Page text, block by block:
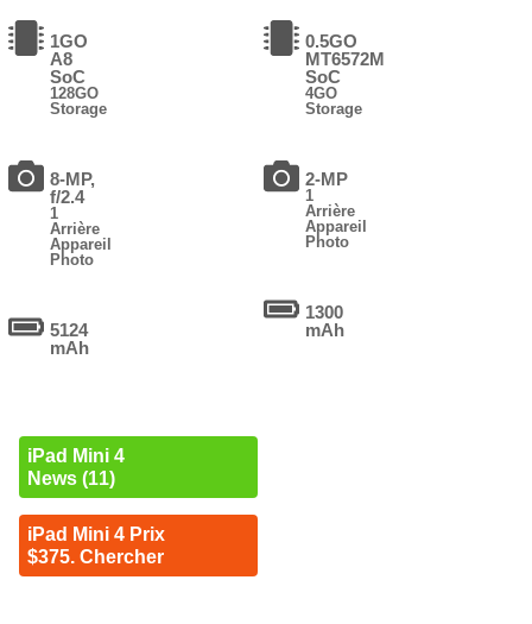
1GO
A8
SoC
128GO
Storage
8-MP,
f/2.4
1
Arrière
Appareil
Photo
5124
mAh
iPad Mini 4
News (11)
iPad Mini 4 Prix
$375. Chercher
0.5GO
MT6572M
SoC
4GO
Storage
2-MP
1
Arrière
Appareil
Photo
1300
mAh